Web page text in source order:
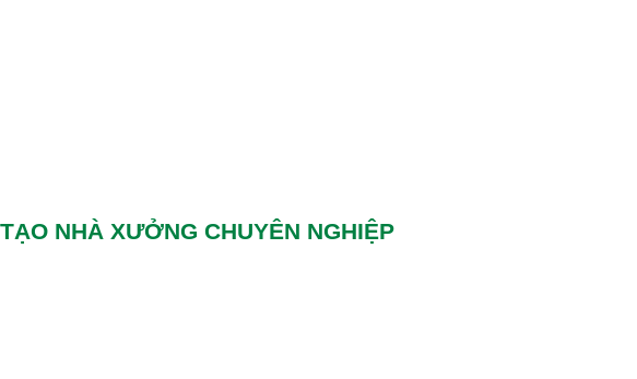
NHÀ XƯỞNG CHUYÊN NGHIỆP